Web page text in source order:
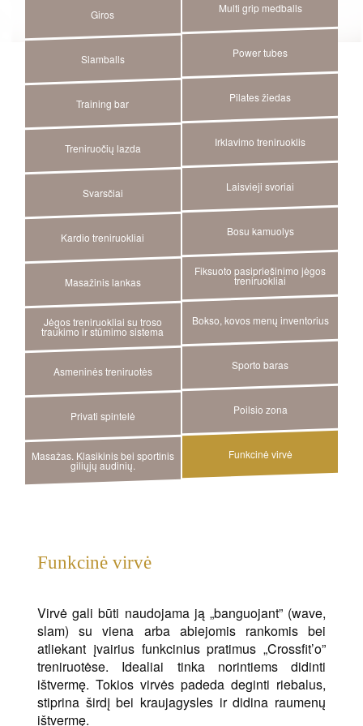
Giros Multi grip medballs
Slamballs Power tubes
Training bar Pilates žiedas
Treniruočių lazda Irklavimo treniruoklis
Svarsčiai Laisvieji svoriai
Kardio treniruokliai Bosu kamuolys
Masažinis lankas
Fiksuoto pasipriešinimo jėgos
treniruokliai
Jėgos treniruokliai su troso
traukimo ir stūmimo sistema
Bokso, kovos menų inventorius
Asmeninės treniruotės Sporto baras
Privati spintelė Poilsio zona
Masažas. Klasikinis bei sportinis
giliųjų audinių.
Funkcinė virvė
Funkcinė virvė
Virvė gali būti naudojama ją „banguojant” (wave,
slam) su viena arba abiejomis rankomis bei
atliekant įvairius funkcinius pratimus „Crossfit’o”
treniruotėse. Idealiai tinka norintiems didinti
ištvermę. Tokios virvės padeda deginti riebalus,
stiprina širdį bei kraujagysles ir didina raumenų
ištvermę.